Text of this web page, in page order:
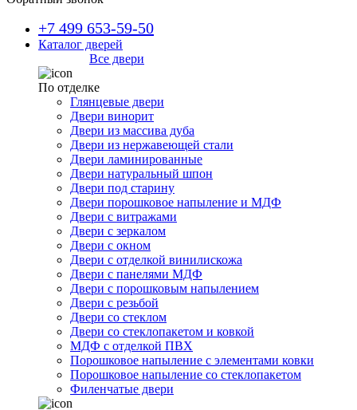
+7 499 653-59-50
Каталог дверей
Все двери
По отделке
Глянцевые двери
Двери винорит
Двери из массива дуба
Двери из нержавеющей стали
Двери ламинированные
Двери натуральный шпон
Двери под старину
Двери порошковое напыление и МДФ
Двери с витражами
Двери с зеркалом
Двери с окном
Двери с отделкой винилискожа
Двери с панелями МДФ
Двери с порошковым напылением
Двери с резьбой
Двери со стеклом
Двери со стеклопакетом и ковкой
МДФ с отделкой ПВХ
Порошковое напыление с элементами ковки
Порошковое напыление со стеклопакетом
Филенчатые двери